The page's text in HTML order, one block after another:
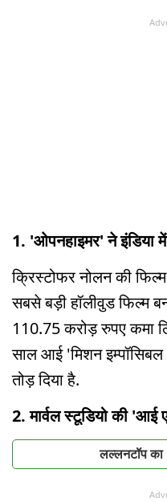
1. 'ओपनहाइमर' ने इंडिया
क्रिस्टोफर नोलन की
सबसे बड़ी हॉलीवुड फिल्म
110.75 करोड़ रुपए कमा
साल आई 'मिशन
तोड़ दिया है.
2. मार्वल स्टूडियो की
लल्लनटॉप का